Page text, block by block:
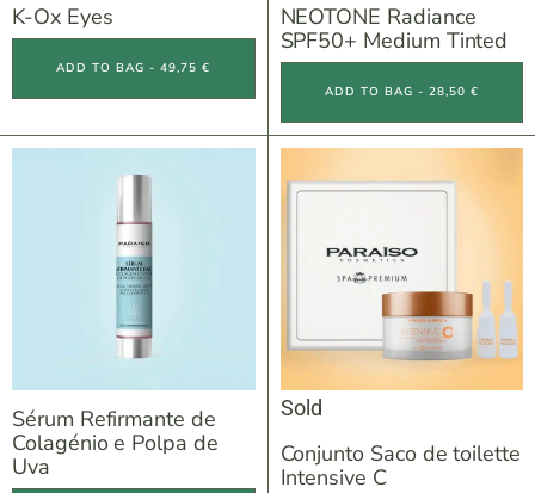
K-Ox Eyes
ADD TO BAG - 49,75 €
NEOTONE Radiance
SPF50+ Medium Tinted
ADD TO BAG - 28,50 €
Sérum Refirmante de
Colagénio e Polpa de
Uva
Sold
Conjunto Saco de toilette
Intensive C